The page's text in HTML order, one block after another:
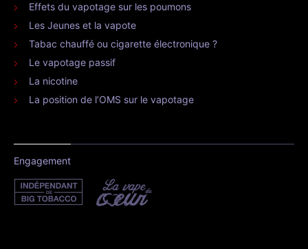
Effets du vapotage sur les poumons
Les Jeunes et la vapote
Tabac chauffé ou cigarette électronique ?
Le vapotage passif
La nicotine
La position de l’OMS sur le vapotage
Engagement